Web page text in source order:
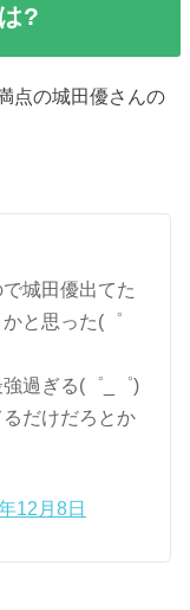
?
点の城田優さんの
城田優出てた
と思った(゜
過ぎる(゜_゜)
だけだろとか
12月8日